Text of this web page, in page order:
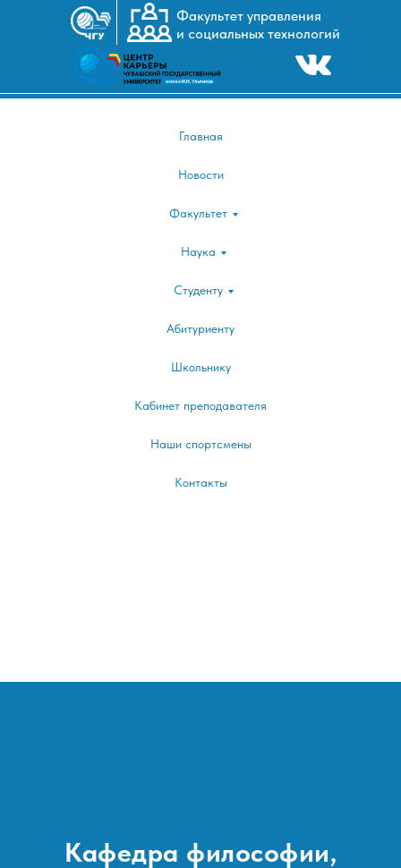
Факультет управления
и социальных технологий
Главная
Новости
Факультет
Наука
Студенту
Абитуриенту
Школьнику
Кабинет преподавателя
Наши спортсмены
Контакты
Кафедра философии,